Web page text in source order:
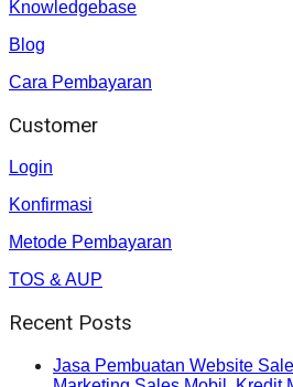
Knowledgebase
Blog
Cara Pembayaran
Customer
Login
Konfirmasi
Metode Pembayaran
TOS & AUP
Recent Posts
Jasa Pembuatan Website